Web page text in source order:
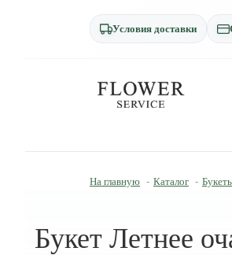
Условия доставки
На главную - Каталог -
Букет Летнее